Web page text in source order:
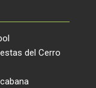
del Cerro